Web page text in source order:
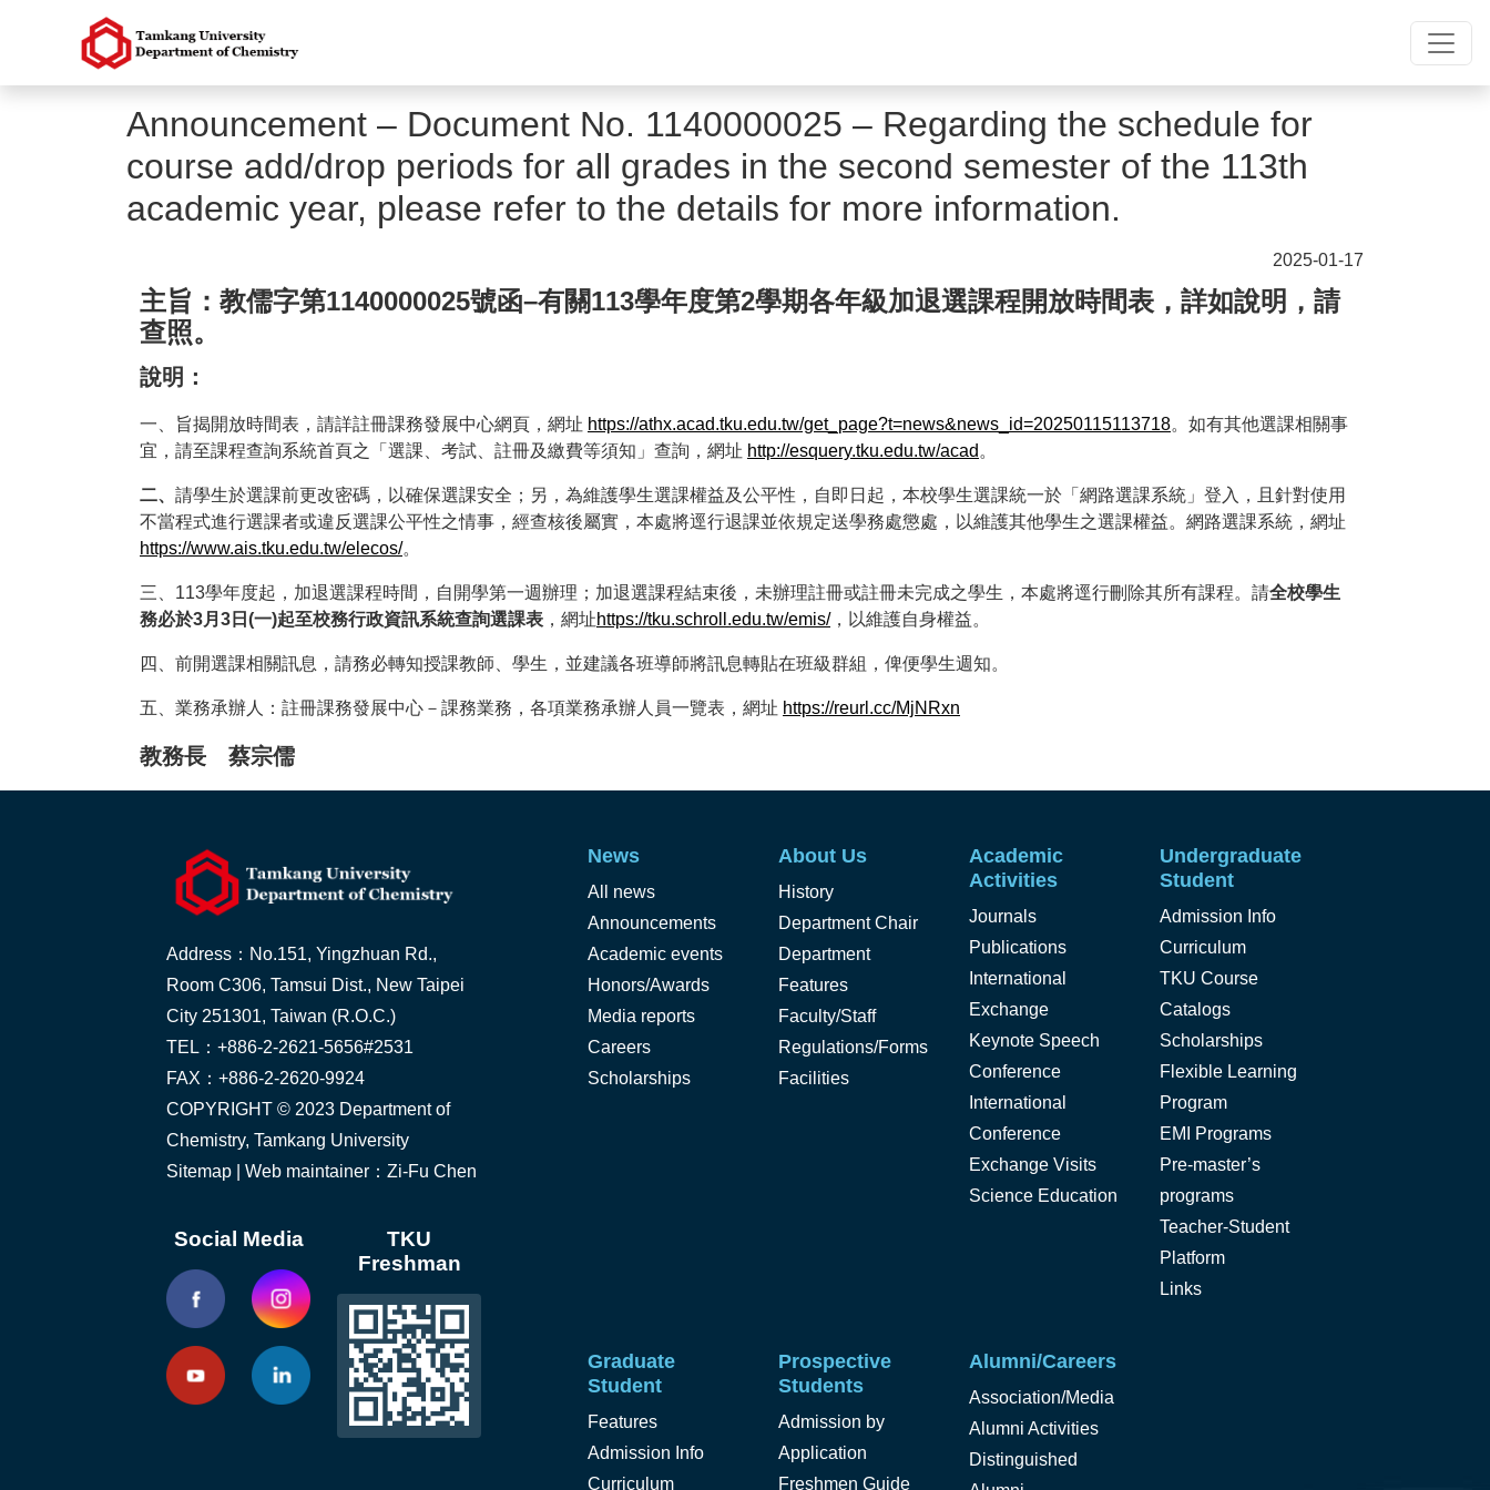
Announcement – Document No. 1140000025 – Regarding the schedule for
course add/drop periods for all grades in the second semester of the 113th
academic year, please refer to the details for more information.
2025-01-17
主旨： 教儒字第1140000025號函–有關113學年度第2學期各年級加退選課程開放時間表，詳如說明，請
查照。
說明：
一、旨揭開放時間表，請詳註冊課務發展中心網頁，網址 https://athx.acad.tku.edu.tw/get_page?t=news&news_id=20250115113718。如有其他選課相關事
宜，請至課程查詢系統首頁之「選課、考試、註冊及繳費等須知」查詢，網址 http://esquery.tku.edu.tw/acad 。
二、 請學生於選課前更改密碼，以確保選課安全；另，為維護學生選課權益及公平性，自即日起，本校學生選課統一於「網路選課系統」登入，且針對使用
不當程式進行選課者或違反選課公平性之情事，經查核後屬實，本處將逕行退課並依規定送學務處懲處，以維護其他學生之選課權益。網路選課系統，網址
https://www.ais.tku.edu.tw/elecos/。
三、113學年度起，加退選課程時間，自開學第一週辦理； 加退選課程結束後，未辦理註冊或註冊未完成之學生，本處將逕行刪除其所有課程。請全校學生
務必於3月 3 日 (一)起至校務行政資訊系統查詢選課表 ，網址https://tku.schroll.edu.tw/emis/，以維護自身權益。
四、前開選課相關訊息，請務必轉知授課教師、學生，並建議各班導師將訊息轉貼在班級群組，俾便學生週知。
五、業務承辦人：註冊課務發展中心－課務業務，各項業務承辦人員一覽表，網址 https://reurl.cc/MjNRxn
教務長 蔡宗儒
Address：No.151, Yingzhuan Rd.,
Room C306, Tamsui Dist., New Taipei
City 251301, Taiwan (R.O.C.)
TEL：+886-2-2621-5656#2531
FAX：+886-2-2620-9924
COPYRIGHT © 2023 Department of
Chemistry, Tamkang University
Sitemap | Web maintainer：Zi-Fu Chen
Social Media
TKU
Freshman
News
All news
Announcements
Academic events
Honors/Awards
Media reports
Careers
Scholarships
About Us
History
Department Chair
Department
Features
Faculty/Staff
Regulations/Forms
Facilities
Academic
Activities
Journals
Publications
International
Exchange
Keynote Speech
Conference
International
Conference
Exchange Visits
Science Education
Undergraduate
Student
Admission Info
Curriculum
TKU Course
Catalogs
Scholarships
Flexible Learning
Program
EMI Programs
Pre-master’s
programs
Teacher-Student
Platform
Links
Graduate
Student
Features
Admission Info
Curriculum
Prospective
Students
Admission by
Application
Freshmen Guide
Alumni/Careers
Association/Media
Alumni Activities
Distinguished